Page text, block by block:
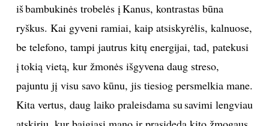
iš bambukinės trobelės į Kanus, kontrastas būna
ryškus. Kai gyveni ramiai, kaip atsiskyrėlis, kalnuose,
be telefono, tampi jautrus kitų energijai, tad, patekusi
į tokią vietą, kur žmonės išgyvena daug streso,
pajuntu jį visu savo kūnu, jis tiesiog persmelkia mane.
Kita vertus, daug laiko praleisdama su savimi lengviau